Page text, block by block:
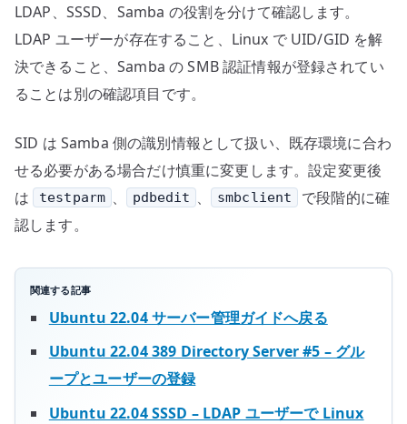
LDAP、SSSD、Samba の役割を分けて確認します。
LDAP ユーザーが存在すること、Linux で UID/GID を解
決できること、Samba の SMB 認証情報が登録されてい
ることは別の確認項目です。
SID は Samba 側の識別情報として扱い、既存環境に合わ
せる必要がある場合だけ慎重に変更します。設定変更後
は
testparm 、 pdbedit 、 smbclient
で段階的に確
認します。
関連する記事
Ubuntu 22.04 サーバー管理ガイドへ戻る
Ubuntu 22.04 389 Directory Server #5 – グル
ープとユーザーの登録
Ubuntu 22.04 SSSD – LDAP ユーザーで Linux